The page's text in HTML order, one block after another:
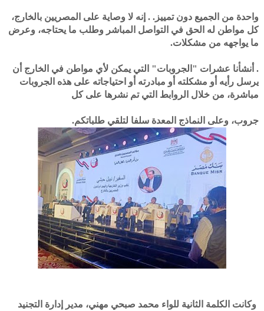
واحدة من الجميع دون تمييز. . إنه لا وصاية على المصريين بالخارج،
كل مواطن له الحق في التواصل المباشر وطلب ما يحتاجه، وعرض
ما يواجهه من مشكلات.
. أنشأنا عشرات "الجروبات" التي يمكن لأي مواطن في الخارج أن
يرسل رأيه أو مشكلته أو مبادرته أو احتياجاته على هذه الجروبات
مباشرة، من خلال الروابط التي تم نشرها على كل
جروب، وعلى النماذج المعدة سلفا لتلقي طلباتكم.
وكانت الكلمة الثانية للواء محمد صبحي مهني، مدير إدارة التجنيد